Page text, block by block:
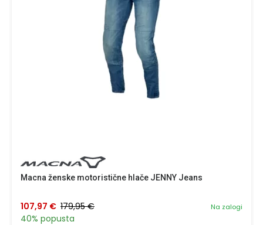
Macna ženske motoristične hlače JENNY Jeans
Na zalogi
107,97 € 179,95 €
40% popusta